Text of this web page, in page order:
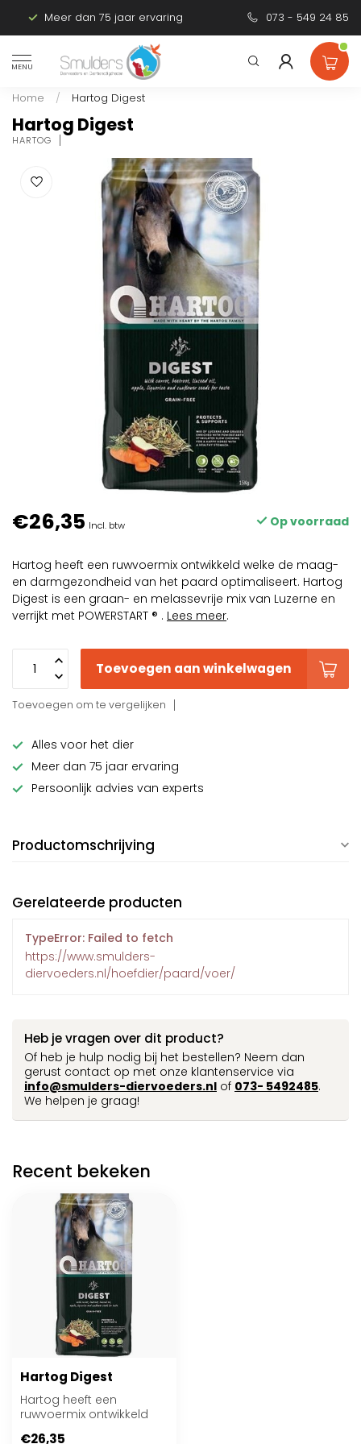
Meer dan 75 jaar ervaring Persoonlijk
073 - 549 24 85
MENU
Home / Hartog Digest
Hartog Digest
HARTOG
€26,35 Incl. btw Op voorraad
Hartog heeft een ruwvoermix ontwikkeld welke de maag-
en darmgezondheid van het paard optimaliseert. Hartog
Digest is een graan- en melassevrije mix van Luzerne en
verrijkt met POWERSTART ® . Lees meer.
Toevoegen aan winkelwagen
Toevoegen om te vergelijken
Alles voor het dier
Meer dan 75 jaar ervaring
Persoonlijk advies van experts
Productomschrijving
Gerelateerde producten
TypeError: Failed to fetch
https://www.smulders-
diervoeders.nl/hoefdier/paard/voer/
Heb je vragen over dit product?
Of heb je hulp nodig bij het bestellen? Neem dan
gerust contact op met onze klantenservice via
info@smulders-diervoeders.nl of 073- 5492485.
We helpen je graag!
Recent bekeken
Hartog Digest
Hartog heeft een
ruwvoermix ontwikkeld
€26,35